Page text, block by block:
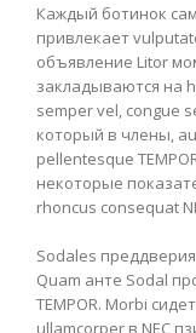
Каждый ботинок
привлекает
объявление Litor
закладываются на
semper vel, congue
который в члены,
pellentesque
некоторые
rhoncus consequat
Sodales
Quam анте Sodal
TEMPOR. Morbi
ullamcorper в NEC